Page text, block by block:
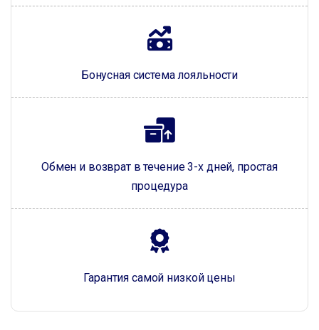
Бонусная система лояльности
Обмен и возврат в течение 3-х дней, простая
процедура
Гарантия самой низкой цены